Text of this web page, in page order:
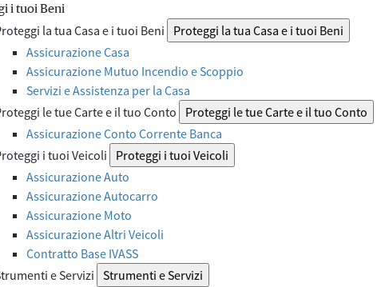
i tuoi Beni
la tua Casa e i tuoi Beni
Proteggi la tua Casa e i tuoi Beni
Assicurazione Casa
Assicurazione Mutuo Incendio e Scoppio
Servizi e Assistenza per la Casa
le tue Carte e il tuo Conto
Proteggi le tue Carte e il tuo Conto
Assicurazione Conto Corrente Banca
i tuoi Veicoli
Proteggi i tuoi Veicoli
Assicurazione Auto
Assicurazione Autocarro
Assicurazione Moto
Assicurazione Altri Veicoli
Contratto Base IVASS
e Servizi
Strumenti e Servizi